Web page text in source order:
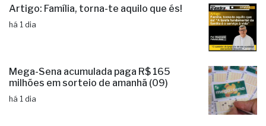
Artigo: Família, torna-te aquilo que és!
há 1 dia
Mega-Sena acumulada paga R$ 165
milhões em sorteio de amanhã (09)
há 1 dia